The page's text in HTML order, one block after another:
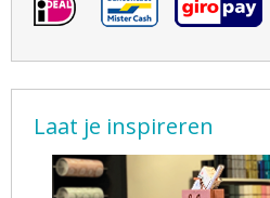
Laat je inspireren